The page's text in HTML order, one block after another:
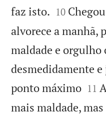
faz isto. 

10
alvorece a manhã,
maldade e orgulho
desmedidamente
ponto máximo
11
mais maldade,